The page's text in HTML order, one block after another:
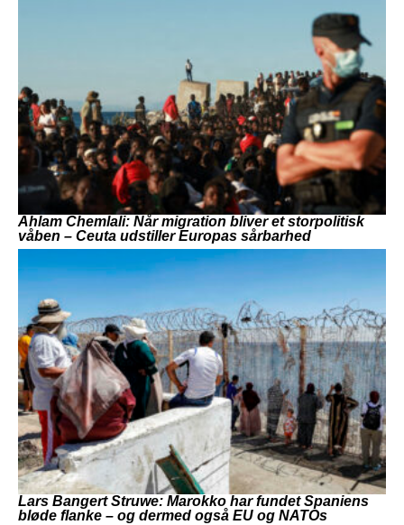
Ahlam Chemlali: Når migration bliver et storpolitisk
våben – Ceuta udstiller Europas sårbarhed
Lars Bangert Struwe: Marokko har fundet Spaniens
bløde flanke – og dermed også EU og NATOs